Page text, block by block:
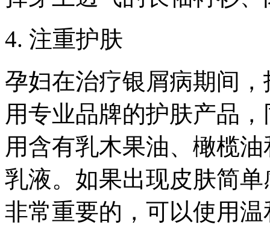
4. 注重护肤
孕妇在治疗银屑病期间
用专业品牌的护肤产品
用含有乳木果油、橄榄
乳液。如果出现皮肤简
非常重要的，可以使用